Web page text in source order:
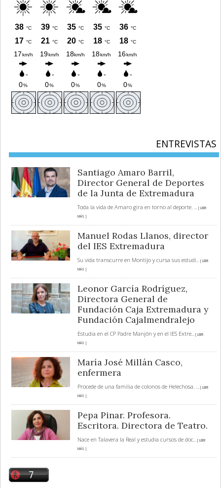
ENTREVISTAS
Santiago Amaro Barril,
Director General de Deportes
de la Junta de Extremadura
Toda la vida de Amaro gira en torno al deporte.
... [ LEER
MÁS ]
Manuel Rodas Llanos, director
del IES Extremadura
Su vida transcurre en Montijo y cursa sus estudi... [ LEER
MÁS ]
Leonor García Rodríguez,
Directora General de
Fundación Caja Extremadura y
Fundación Cajalmendralejo
Estudia en el CP Padre Manjón y en el IES Extre... [ LEER
MÁS ]
María José Millán Casco,
enfermera
Procede de una familia de colonos de Helechosa.
... [ LEER
MÁS ]
Pepa Pinar. Profesora.
Escritora. Directora de Teatro.
Nace en Talavera la Real y estudia cursos de doc... [ LEER
MÁS ]